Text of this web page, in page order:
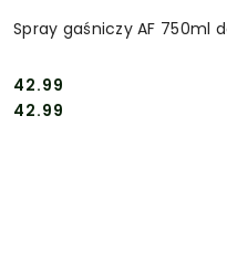
Spray gaśniczy AF 750ml
Cena:
42.99
Cena:
42.99